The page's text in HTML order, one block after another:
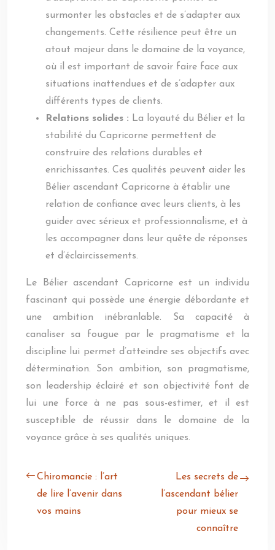
surmonter les obstacles et de s’adapter aux
changements. Cette résilience peut être un
atout majeur dans le domaine de la voyance,
où il est important de savoir faire face aux
situations inattendues et de s’adapter aux
différents types de clients.
Relations solides : La loyauté du Bélier et la
stabilité du Capricorne permettent de
construire des relations durables et
enrichissantes. Ces qualités peuvent aider les
Bélier ascendant Capricorne à établir une
relation de confiance avec leurs clients, à les
guider avec sérieux et professionnalisme, et à
les accompagner dans leur quête de réponses
et d’éclaircissements.
Le Bélier ascendant Capricorne est un individu
fascinant qui possède une énergie débordante et
une ambition inébranlable. Sa capacité à
canaliser sa fougue par le pragmatisme et la
discipline lui permet d’atteindre ses objectifs avec
détermination. Son ambition, son pragmatisme,
son leadership éclairé et son objectivité font de
lui une force à ne pas sous-estimer, et il est
susceptible de réussir dans le domaine de la
voyance grâce à ses qualités uniques.
Chiromancie : l’art
de lire l’avenir dans
vos mains
Les secrets de
l’ascendant bélier
pour mieux se
connaître